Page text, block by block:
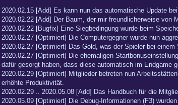
2020.02.15 [Add] Es kann nun das automatische Update
2020.02.22 [Add] Der Baum, der mir freundlicherweise von
2020.02.22 [Bugfix] Eine Siegbedingung wurde beim
2020.02.27 [Optimiert] Die Computergegner wurde nun
2020.02.27 [Optimiert] Das Gold, was der Spieler bei
2020.02.27 [Optimiert] Die ehemaligen
dafür gesorgt haben, dass diese automatisch im Endgame
2020.02.29 [Optimiert] Mitglieder betreten nun
erhöhte Produktivität.
2020.02.29 .. 2020.05.08 [Add] Das Handbuch für die
2020.05.09 [Optimiert] Die Debug-Informationen (F3)